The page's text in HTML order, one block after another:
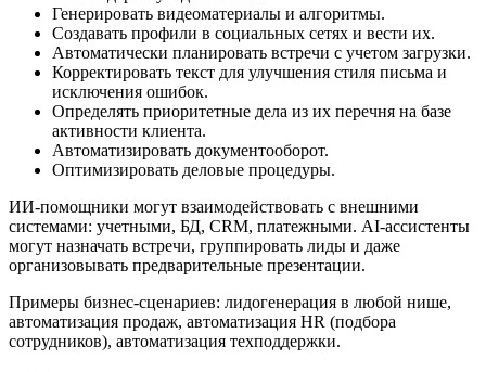
Генерировать видеоматериалы и алгоритмы.
Создавать профили в социальных сетях и вести их.
Автоматически планировать встречи с учетом загрузки.
Корректировать текст для улучшения стиля письма и
исключения ошибок.
Определять приоритетные дела из их перечня на базе
активности клиента.
Автоматизировать документооборот.
Оптимизировать деловые процедуры.
ИИ-помощники могут взаимодействовать с внешними
системами: учетными, БД, CRM, платежными. AI-ассистенты
могут назначать встречи, группировать лиды и даже
организовывать предварительные презентации.
Примеры бизнес-сценариев: лидогенерация в любой нише,
автоматизация продаж, автоматизация HR (подбора
сотрудников), автоматизация техподдержки.